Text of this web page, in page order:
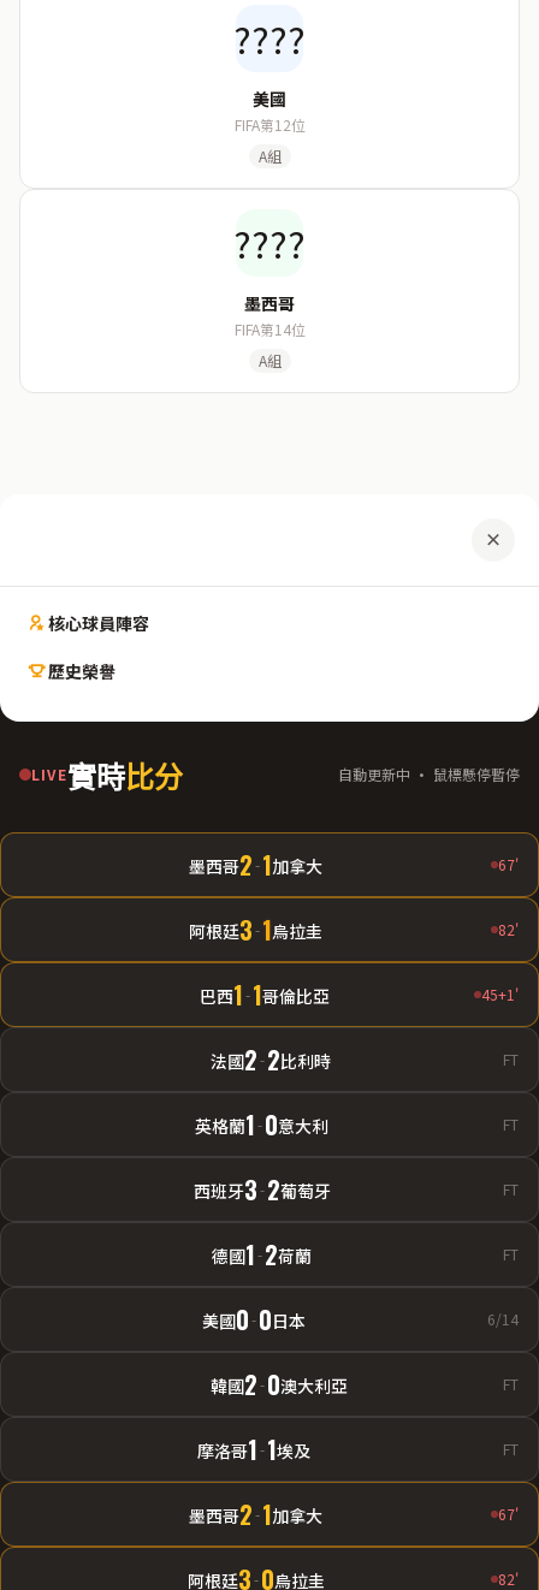
????
美國
FIFA第12位
A組
????
墨西哥
FIFA第14位
A組
核心球員陣容
歷史榮譽
LIVE實時比分 自動更新中 · 鼠標懸停暫停
墨西哥2-1加拿大 67'
阿根廷3-1烏拉圭 82'
巴西1- 1哥倫比亞 45+1'
法國2- 2比利時 FT
英格蘭1-0意大利 FT
西班牙3- 2葡萄牙 FT
德國1-2荷蘭 FT
美國0-0日本 6/14
韓國2- 0澳大利亞 FT
摩洛哥1- 1埃及 FT
墨西哥2-1加拿大 67'
阿根廷3- 0烏拉圭 82'